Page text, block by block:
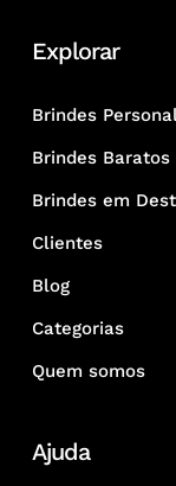
Explorar
Brindes
Brindes Baratos
Brindes em
Clientes
Blog
Categorias
Quem somos
Ajuda